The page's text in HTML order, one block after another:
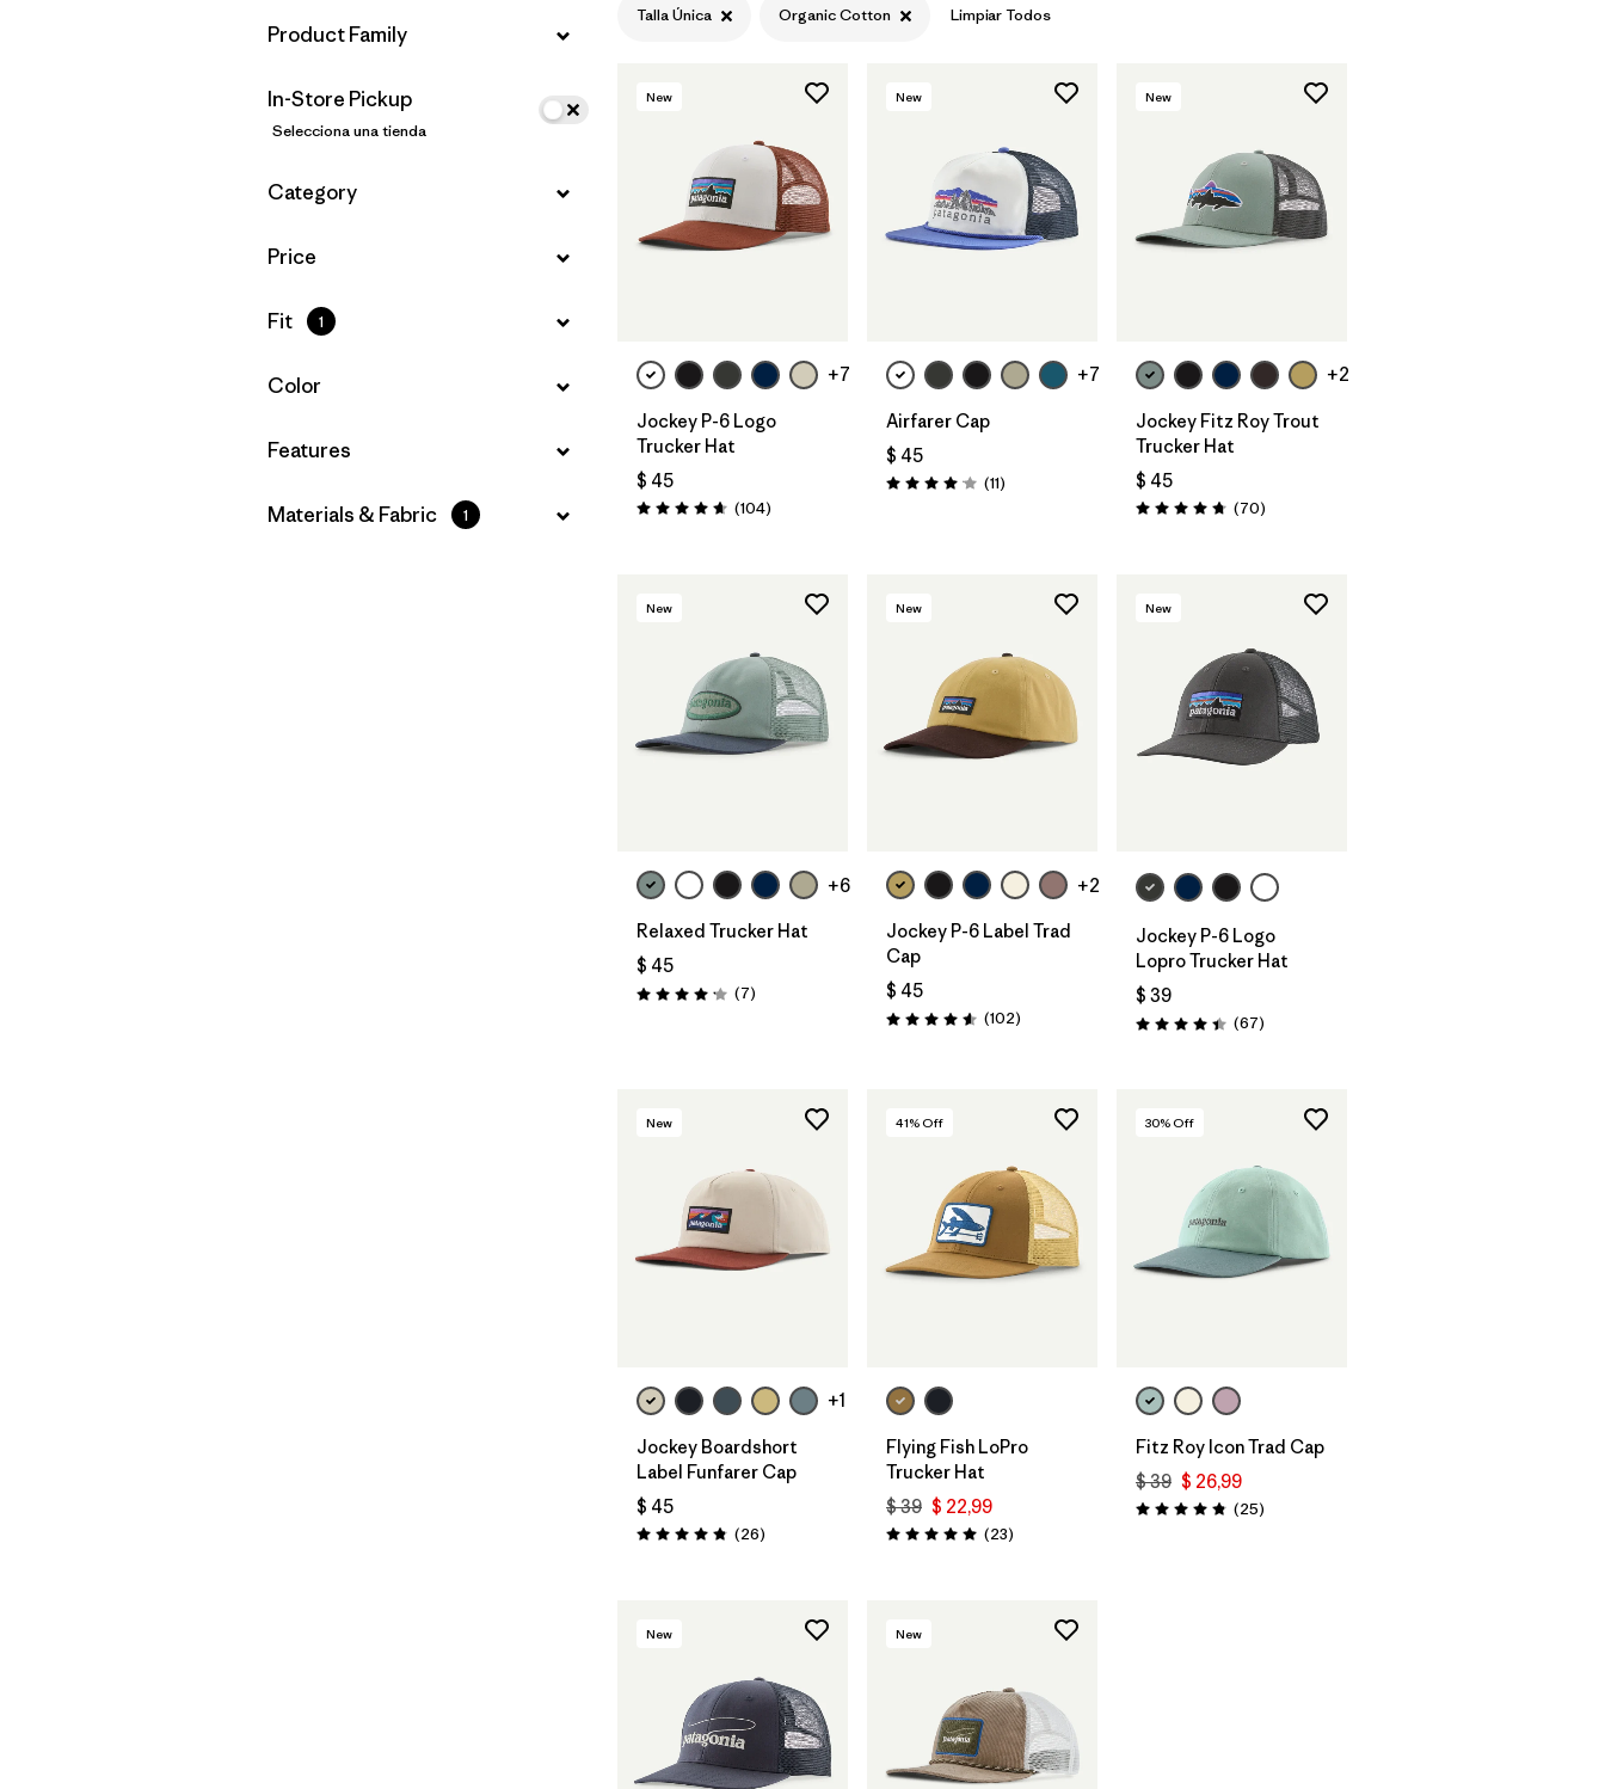
Filtrar por
Materials & Fabric
Filtrar por
Product Family
In-Store Pickup
Selecciona una tienda
Filtrar por
Category
Filtrar por
Price
Filtrar por
Fit 1
Filtrar por
Color
Filtrar por
Features
Filtrar por
Materials & Fabric 1
Talla Única Organic Cotton Limpiar Todos
New
+7
Jockey P-6 Logo
Trucker Hat
$ 45
Valoración: 4.7 / 5
(104Comentarios
)
New
+7
Airfarer Cap
$ 45
Valoración: 4.1 / 5
(11Comentarios
)
New
+2
Jockey Fitz Roy Trout
Trucker Hat
$ 45
Valoración: 4.8 / 5
(70Comentarios
)
New
+6
Relaxed Trucker Hat
$ 45
Valoración: 4.1 / 5
(7Comentarios
)
New
+2
Jockey P-6 Label Trad
Cap
$ 45
Valoración: 4.6 / 5
(102Comentarios
)
New
Jockey P-6 Logo
Lopro Trucker Hat
$ 39
Valoración: 4.4 / 5
(67Comentarios
)
New
+1
Jockey Boardshort
Label Funfarer Cap
$ 45
Valoración: 4.8 / 5
(26Comentarios
)
41% Off
Flying Fish LoPro
Trucker Hat
$ 39 $ 22,99
Valoración: 5.0 / 5
(23Comentarios
)
30% Off
Fitz Roy Icon Trad Cap
$ 39 $ 26,99
Valoración: 4.8 / 5
(25Comentarios
)
New New